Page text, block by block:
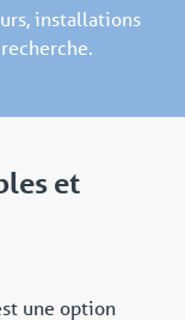
installations
et
une option